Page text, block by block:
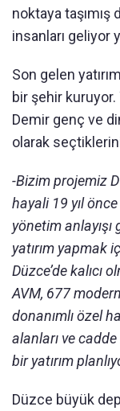
noktaya
insanları geliyor
Son gelen
bir şehir kuruyor.
Demir genç ve
olarak
-Bizim projemiz
hayali 19 yıl
yönetim
yatırım yapmak
Düzce’de kalıcı
AVM, 677
donanımlı özel
alanları ve
bir yatırım
Düzce büyük